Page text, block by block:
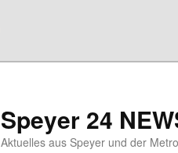
Speyer 24
Aktuelles aus Speyer und der